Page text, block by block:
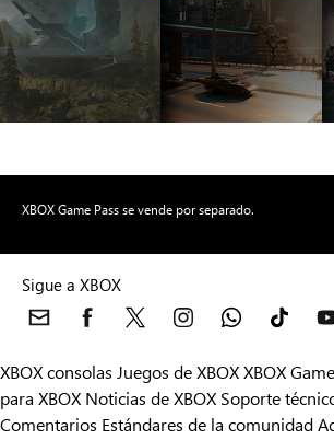
XBOX Game Pass se vende por separado.
Sigue a XBOX
XBOX consolas Juegos de XBOXXBOX
para XBOX Noticias de XBOX Soporte
Comentarios Estándares de la comunidad